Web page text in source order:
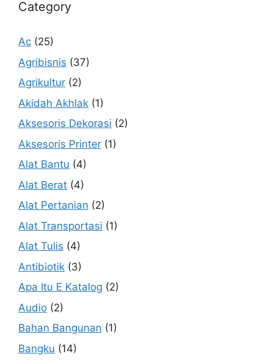
Category
Ac (25)
Agribisnis (37)
Agrikultur (2)
Akidah Akhlak (1)
Aksesoris Dekorasi (2)
Aksesoris Printer (1)
Alat Bantu (4)
Alat Berat (4)
Alat Pertanian (2)
Alat Transportasi (1)
Alat Tulis (4)
Antibiotik (3)
Apa Itu E Katalog (2)
Audio (2)
Bahan Bangunan (1)
Bangku (14)